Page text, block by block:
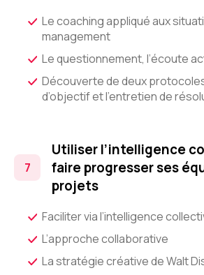
Le coaching appliqué aux
management
Le questionnement, l’écoute
Découverte de deux
d’objectif et l’entretien de
Utiliser l’intelligence
faire progresser ses
projets
Faciliter via l’intelligence
L’approche collaborative
La stratégie créative de Walt